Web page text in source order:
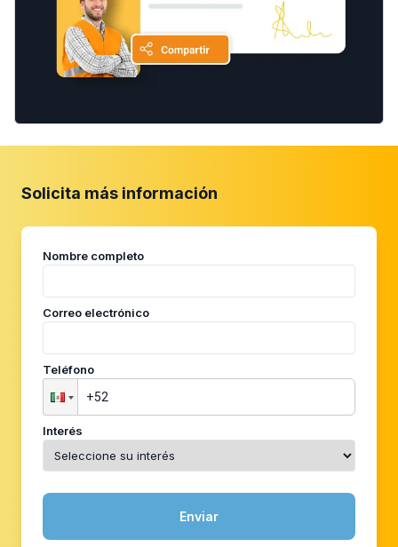
Solicita más información
Nombre completo
Correo electrónico
Teléfono
Interés
Enviar